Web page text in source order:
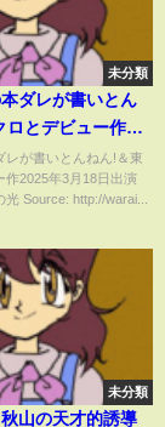
未分類
ダレが書いとん
ロとデビュー作
レが書いとんねん!＆東
作2025年3月18日出演
Source: http://warai...
未分類
秋山の天才的誘導